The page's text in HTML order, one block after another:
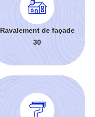
Ravalement de façade
30